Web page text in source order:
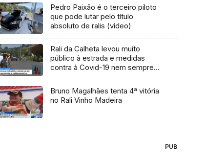
Pedro Paixão é o terceiro piloto
que pode lutar pelo título
absoluto de ralis (vídeo)
Rali da Calheta levou muito
público à estrada e medidas
contra à Covid-19 nem sempre
Bruno Magalhães tenta 4ª vitória
no Rali Vinho Madeira
PUB